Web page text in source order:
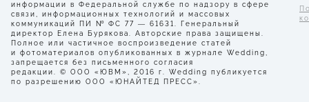
информации в Федеральной службе по надзору в сфере
связи, информационных технологий и массовых
коммуникаций ПИ № ФС 77 — 61631. Генеральный
директор Елена Бурякова. Авторские права защищены.
Полное или частичное воспроизведение статей
и фотоматериалов опубликованных в журнале Wedding,
запрещается без письменного согласия
редакции. © ООО «ЮВМ», 2016 г. Wedding публикуется
по разрешению ООО «ЮНАЙТЕД ПРЕСС».